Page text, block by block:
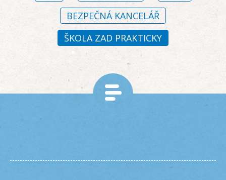
BEZPEČNÁ KANCELÁŘ
ŠKOLA ZAD PRAKTICKY